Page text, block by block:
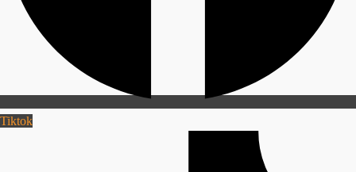
Tiktok